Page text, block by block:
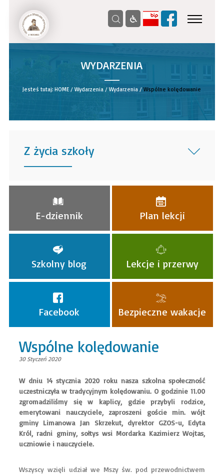
WYDARZENIA
__
Jesteś tutaj:HOME /Wydarzenia /Wydarzenia /Wspólne kolędowanie
Z życia szkoły
______
E-dziennik Plan lekcji
Szkolny blog Lekcje i przerwy
Facebook Bezpieczne wakacje
Wspólne kolędowanie
30 Styczeń 2020
​W dniu 14 stycznia 2020 roku nasza szkolna społeczność
uczestniczyła w tradycyjnym kolędowaniu. O godzinie 11.00
zgromadziliśmy się w kaplicy, gdzie przybyli rodzice,
emerytowani nauczyciele, zaproszeni goście min. wójt
gminy Limanowa Jan Skrzekut, dyrektor GZOS-u, Edyta
Król, radni gminy, sołtys wsi Mordarka Kazimierz Wojtas,
uczniowie i nauczyciele.
Wszyscy wzięli udział we Mszy św. pod przewodnictwem